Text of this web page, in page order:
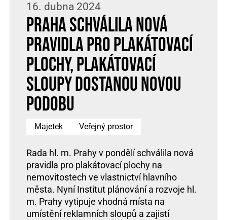
16. dubna 2024
Praha schválila nová
pravidla pro plakátovací
plochy, plakátovací
sloupy dostanou novou
podobu
Majetek Veřejný prostor
Rada hl. m. Prahy v pondělí schválila nová
pravidla pro plakátovací plochy na
nemovitostech ve vlastnictví hlavního
města. Nyní Institut plánování a rozvoje hl.
m. Prahy vytipuje vhodná místa na
umístění reklamních sloupů a zajistí